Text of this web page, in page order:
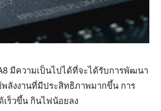
มีความเป็นไปได้ที่จะได้รับการพัฒนา
ลังงานที่มีประสิทธิภาพมากขึ้น การ
เร็วขึ้น กินไฟน้อยลง